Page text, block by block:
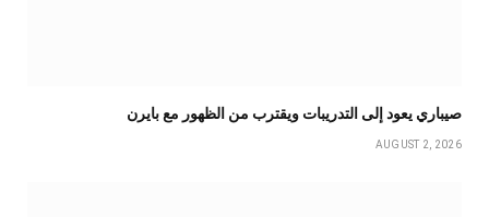
صيباري يعود إلى التدريبات ويقترب من الظهور مع بايرن
AUGUST 2, 2026